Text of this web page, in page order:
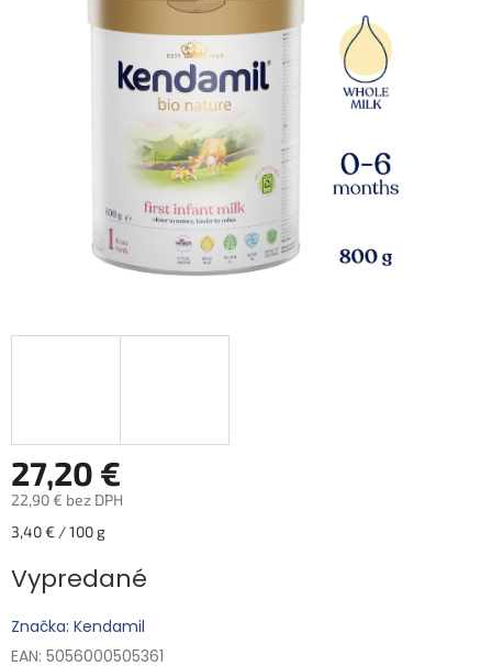
27,20 €
22,90 € bez DPH
Jednotková
3,40 € / 100 g
Vypredané
Značka: Kendamil
EAN: 5056000505361